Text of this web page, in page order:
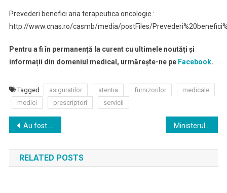
Prevederi benefici aria terapeutica oncologie :
http://www.cnas.ro/casmb/media/postFiles/
Pentru a fi în permanență la curent cu ultimele noutăți și
informații din domeniul medical, urmărește-ne pe Facebook.
Tagged asiguratilor atentia furnizorilor
medicale
medici
prescriptori servicii
Navigare
în
articole
Au fost extinse categoriile de beneficiari ai stimulentului de risc de infectare cu COVID
RELATED POSTS